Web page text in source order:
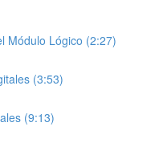
Módulo Lógico (2:27)
(3:53)
(9:13)